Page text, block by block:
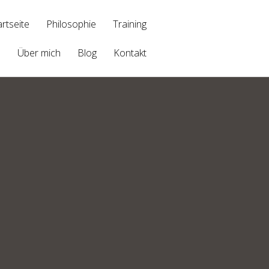
Philosophie Training
Über mich Blog Kontakt